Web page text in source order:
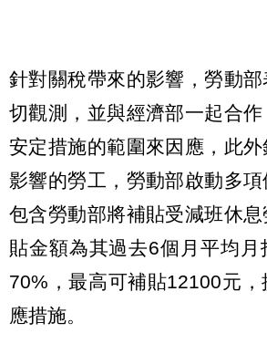
針對關稅帶來的影響，勞動
切觀測，並與經濟部一起合
安定措施的範圍來因應，此
影響的勞工，勞動部啟動多項
包含勞動部將補貼受減班休
貼金額為其過去6個月平均月
70%，最高可補貼12100元，
應措施。